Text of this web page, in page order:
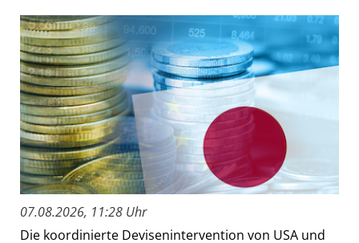
07.08.2026, 11:28 Uhr
Die koordinierte Devisenintervention von USA und